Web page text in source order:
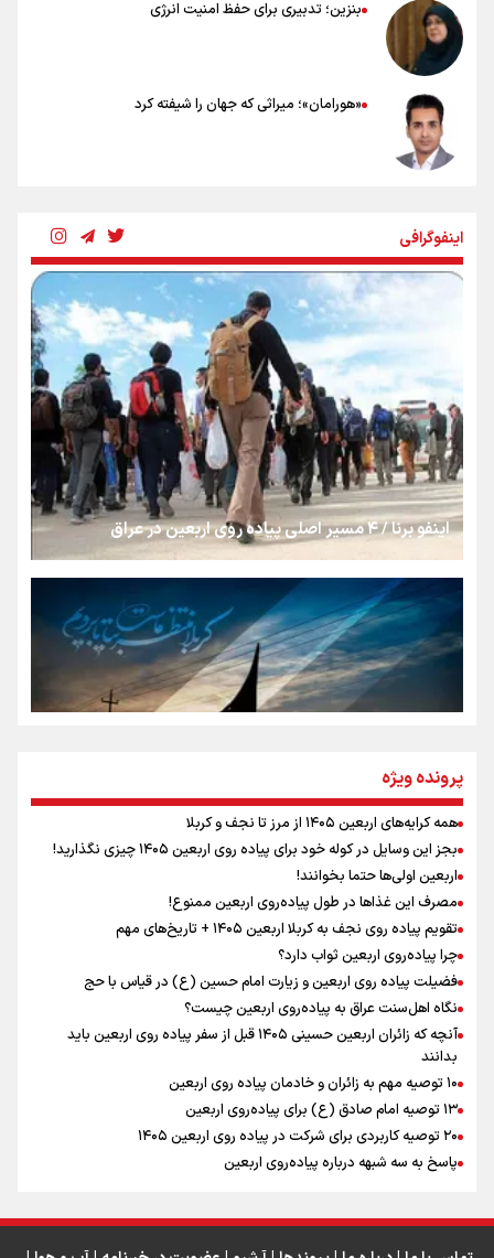
بنزین؛ تدبیری برای حفظ امنیت انرژی
«هورامان»؛ میراثی که جهان را شیفته کرد
رسانه ملی و حق مردم برای شنیدن صدای رئیس‌جمهوری
روایت ایران از کنار مردم
از طلوع خیابان‌ها تا غروب اشک
جمله‌ای که بغض چهارماهه را شکست؛ «آهای مردم، آقا از
تهران رفتند»
سه حسرتی که به دلم ماند
نگاه تمدنی رهبر شهید به فضای مجازی
رابطه کارگر و کارفرما در اندیشه رهبر شهید: از تضاد به
زوجیت
اینفوگرافی
اینفو برنا / ۴ مسیر اصلی پیاده روی اربعین در عراق
اینفو برنا / توصیه‌هایی طلایی برای پیاده روی اربعین
اینفو برنا / جدول کامل فاصله مرز شلمچه تا شهرهای زیارتی
عراق
پرونده ویژه
همه کرایه‌های اربعین ۱۴۰۵ از مرز تا نجف و کربلا
بجز این وسایل در کوله خود برای پیاده روی اربعین ۱۴۰۵ چیزی نگذارید!
اربعین اولی‌ها حتما بخوانند!
مصرف این غذاها در طول پیاده‌روی اربعین ممنوع!
تقویم پیاده روی نجف به کربلا اربعین ۱۴۰۵ + تاریخ‌های مهم
چرا پیاده‌روی اربعین ثواب دارد؟
فضیلت پیاده روی اربعین و زیارت امام حسین (ع) در قیاس با حج
نگاه اهل‌سنت عراق به پیاده‌روی اربعین چیست؟
آنچه که زائران اربعین حسینی ۱۴۰۵ قبل از سفر پیاده روی اربعین باید
بدانند
۱۰ توصیه مهم به زائران و خادمان پیاده روی اربعین
۱۳ توصیه امام صادق (ع) برای پیاده‌روی اربعین
۲۰ توصیه کاربردی برای شرکت در پیاده روی اربعین ۱۴۰۵
پاسخ به سه‌ شبهه درباره پیاده‌روی اربعین